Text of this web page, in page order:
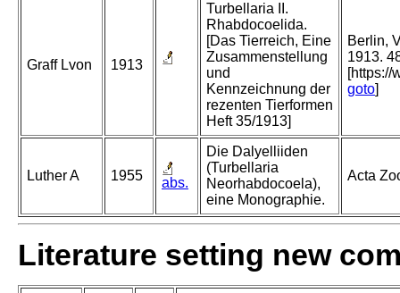
Graff Lvon 1913
Turbellaria II.
Rhabdocoelida.
[Das Tierreich, Eine
Zusammenstellung
und
Kennzeichnung der
rezenten Tierformen
Heft 35/1913]
Berlin,
1913.
[https://
goto]
Luther A 1955 abs.
Die Dalyelliiden
(Turbellaria
Neorhabdocoela),
eine Monographie.
Acta
Literature setting new